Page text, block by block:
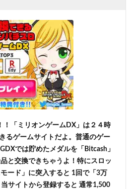
！「ミリオンゲームDX」は２４時
るゲームサイトだよ。普通のゲー
では貯めたメダルを「Bitcash」
と交換できちゃうよ！特にスロッ
ード」に突入すると 1回で「3万
サイトから登録すると 通常1,500